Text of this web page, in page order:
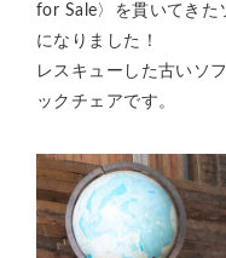
for Sale〉を貫いてきた
になりました！
レスキューした古いソ
ックチェアです。